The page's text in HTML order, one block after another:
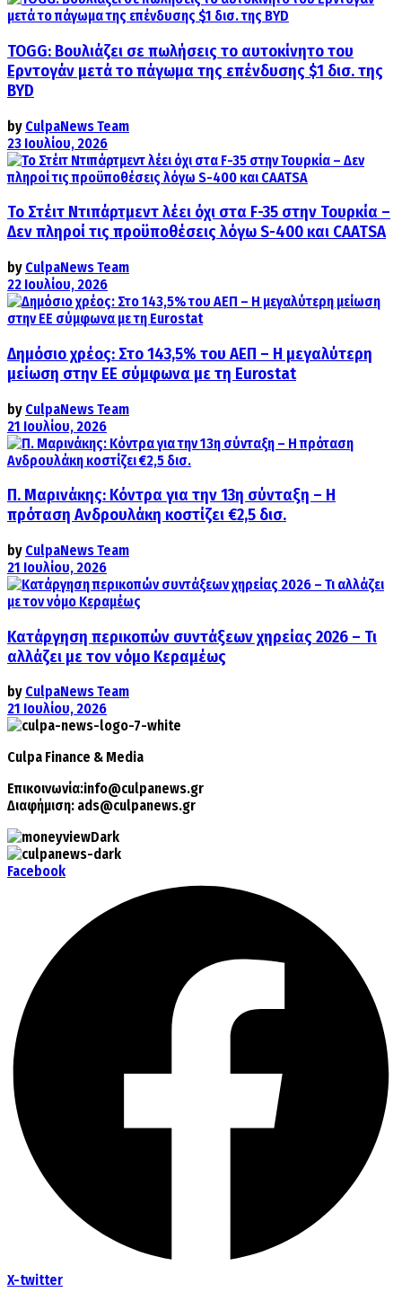
TOGG: Βουλιάζει σε πωλήσεις το αυτοκίνητο του
Ερντογάν μετά το πάγωμα της επένδυσης $1 δισ. της
BYD
by CulpaNews Team
23 Ιουλίου, 2026
Το Στέιτ Ντιπάρτμεντ λέει όχι στα F-35 στην Τουρκία –
Δεν πληροί τις προϋποθέσεις λόγω S-400 και CAATSA
by CulpaNews Team
22 Ιουλίου, 2026
Δημόσιο χρέος: Στο 143,5% του ΑΕΠ – Η μεγαλύτερη
μείωση στην ΕΕ σύμφωνα με τη Eurostat
by CulpaNews Team
21 Ιουλίου, 2026
Π. Μαρινάκης: Κόντρα για την 13η σύνταξη – Η
πρόταση Ανδρουλάκη κοστίζει €2,5 δισ.
by CulpaNews Team
21 Ιουλίου, 2026
Κατάργηση περικοπών συντάξεων χηρείας 2026 – Τι
αλλάζει με τον νόμο Κεραμέως
by CulpaNews Team
21 Ιουλίου, 2026
Culpa Finance & Media
Επικοινωνία:info@culpanews.gr
Διαφήμιση: ads@culpanews.gr
Facebook
X-twitter